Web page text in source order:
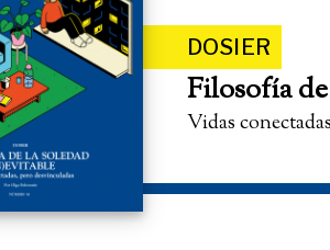
DOSIER
Filosofía
Vidas